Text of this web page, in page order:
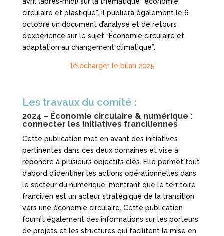
circulaire et plastique”. Il publiera également le 6
octobre un document d’analyse et de retours
d’expérience sur le sujet “Économie circulaire et
adaptation au changement climatique”.
Télécharger le bilan 2025
Les travaux du comité :
2024 – Économie circulaire & numérique :
connecter les initiatives franciliennes
Cette publication met en avant des initiatives
pertinentes dans ces deux domaines et vise à
répondre à plusieurs objectifs clés. Elle permet tout
d’abord d’identifier les actions opérationnelles dans
le secteur du numérique, montrant que le territoire
francilien est un acteur stratégique de la transition
vers une économie circulaire. Cette publication
fournit également des informations sur les porteurs
de projets et les structures qui facilitent la mise en